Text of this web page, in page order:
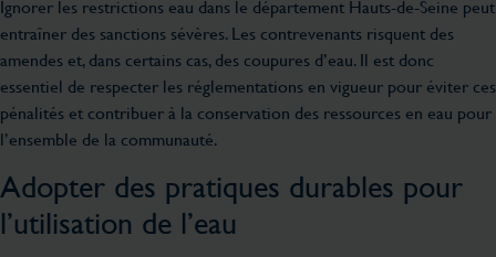
Ignorer les restrictions eau dans le département Hauts-de-Seine peut
entraîner des sanctions sévères. Les contrevenants risquent des
amendes et, dans certains cas, des coupures d’eau. Il est donc
essentiel de respecter les réglementations en vigueur pour éviter ces
pénalités et contribuer à la conservation des ressources en eau pour
l’ensemble de la communauté.
Adopter des pratiques durables pour
l’utilisation de l’eau